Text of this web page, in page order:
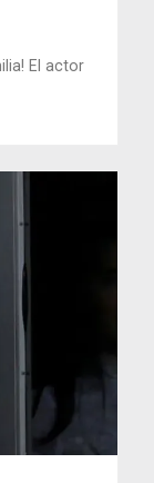
El actor